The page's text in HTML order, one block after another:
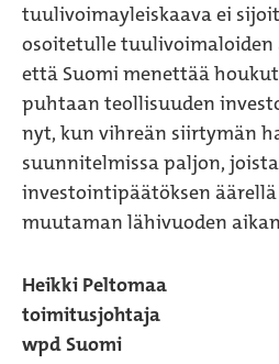
tuulivoimayleiskaava ei
osoitetulle tuulivoimaloiden
että Suomi menettää
puhtaan teollisuuden
nyt, kun vihreän siirtymän
suunnitelmissa paljon,
investointipäätöksen
muutaman lähivuoden
Heikki Peltomaa
toimitusjohtaja
wpd Suomi